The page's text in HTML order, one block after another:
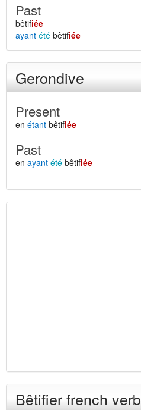
Past
bêtifiée
ayant été bêtifiée
Gerondive
Present
en étant bêtifiée
Past
en ayant été bêtifiée
Bêtifier french verb